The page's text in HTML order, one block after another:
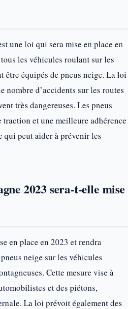
une loi qui sera mise en place en
les véhicules roulant sur les
être équipés de pneus neige. La loi
nombre d’accidents sur les routes
très dangereuses. Les pneus
et une meilleure adhérence
qui peut aider à prévenir les
2023 sera-t-elle mise
en place en 2023 et rendra
neige sur les véhicules
Cette mesure vise à
et des piétons,
La loi prévoit également des